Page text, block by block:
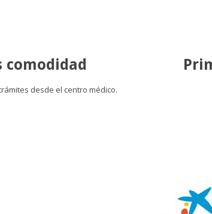
comodidad
desde el centro médico.